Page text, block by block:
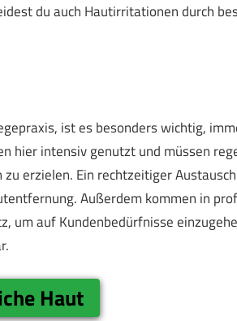
du auch Hautirritationen durch
ist es besonders wichtig,
hier intensiv genutzt und müssen
erzielen. Ein rechtzeitiger
Außerdem kommen in
um auf Kundenbedürfnisse
Haut